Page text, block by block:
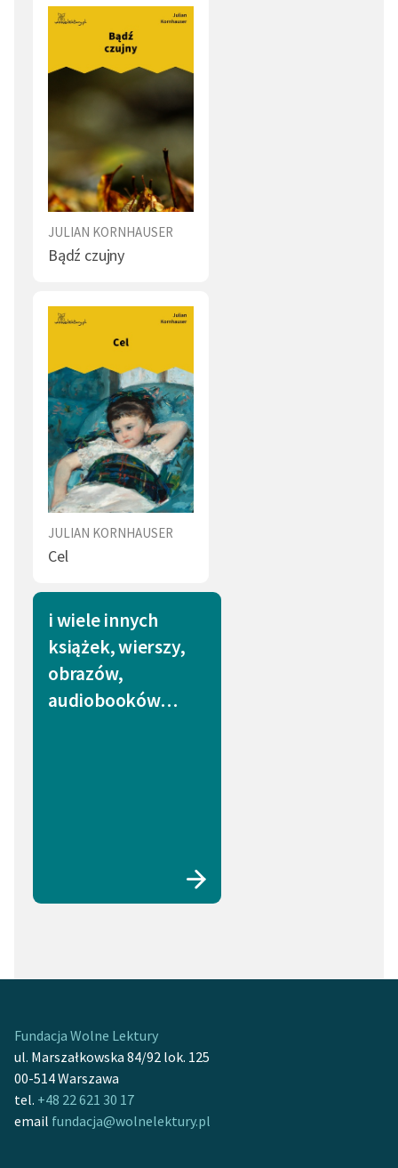
JULIAN KORNHAUSER
Bądź czujny
JULIAN KORNHAUSER
Cel
i wiele innych
książek, wierszy,
obrazów,
audiobooków…
Fundacja Wolne Lektury
ul. Marszałkowska 84/92 lok. 125
00-514 Warszawa
tel. +48 22 621 30 17
email fundacja@wolnelektury.pl